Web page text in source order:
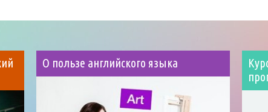
О пользе английского языка